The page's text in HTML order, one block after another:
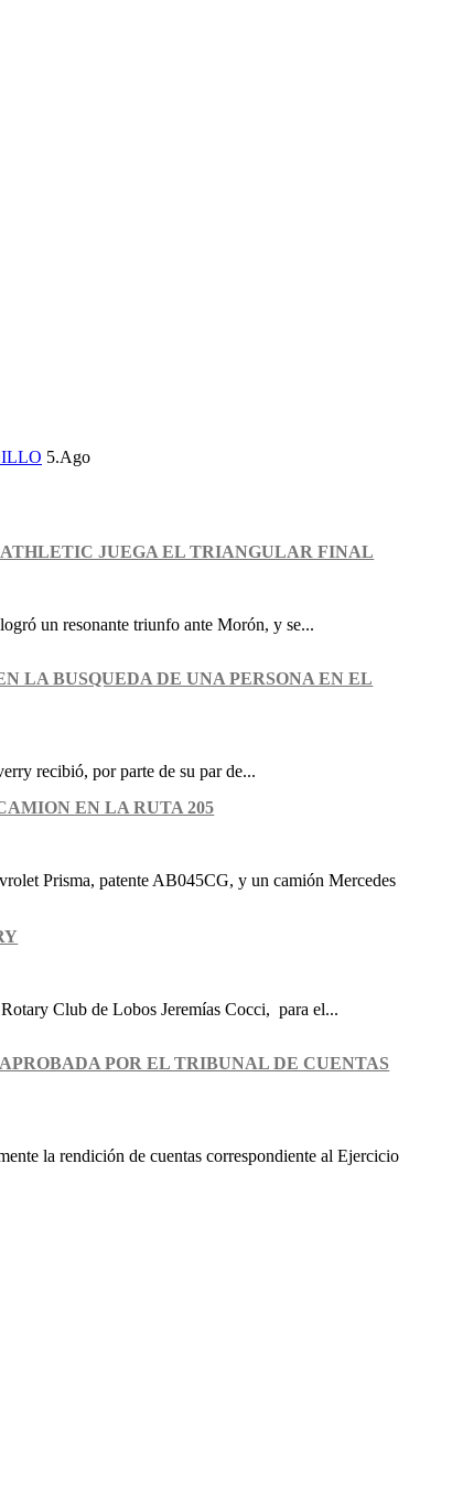
5.Ago
JUEGA EL TRIANGULAR FINAL
un resonante triunfo ante Morón, y se...
LA BUSQUEDA DE UNA PERSONA EN EL
recibió, por parte de su par de...
EN LA RUTA 205
Prisma, patente AB045CG, y un camión Mercedes
Club de Lobos Jeremías Cocci, para el...
POR EL TRIBUNAL DE CUENTAS
la rendición de cuentas correspondiente al Ejercicio